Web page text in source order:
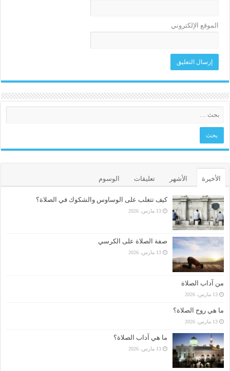
الموقع الإلكتروني
الأخيرة الأشهر تعليقات الوسوم
كيف تتغلب على الوساوس والشكوك في الصلاة؟
13 مارس، 2026
صفة الصلاة على الكرسي
13 مارس، 2026
من آداب الصلاة
13 مارس، 2026
ما هي روح الصلاة؟
13 مارس، 2026
ما هي آداب الصلاة؟
13 مارس، 2026